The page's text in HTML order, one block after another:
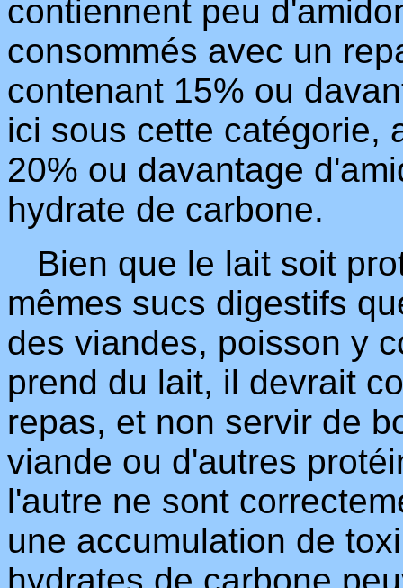
contiennent peu
consommés avec un
contenant 15% ou
ici sous cette catégorie,
20% ou davantage
hydrate de carbone.
Bien que le lait soit
mêmes sucs digestifs
des viandes, poisson y
prend du lait, il devrait
repas, et non servir de
viande ou d'autres
l'autre ne sont
une accumulation de
hydrates de carbone